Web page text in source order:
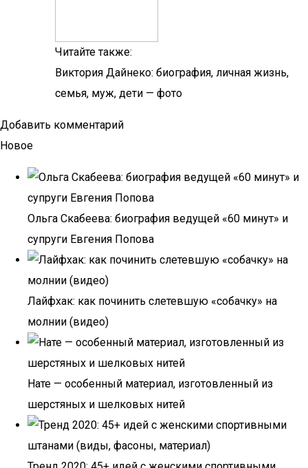
Читайте также:
Виктория Дайнеко: биография, личная жизнь,
семья, муж, дети — фото
Добавить комментарий
Новое
Ольга Скабеева: биография ведущей «60 минут» и
супруги Евгения Попова
Лайфхак: как починить слетевшую «собачку» на
молнии (видео)
Нате — особенный материал, изготовленный из
шерстяных и шелковых нитей